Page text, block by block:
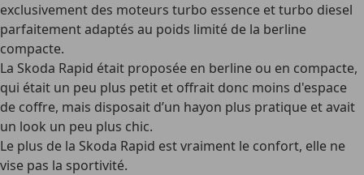
exclusivement des moteurs turbo essence et turbo diesel
parfaitement adaptés au poids limité de la berline
compacte.
La Skoda Rapid était proposée en berline ou en compacte,
qui était un peu plus petit et offrait donc moins d'espace
de coffre, mais disposait d’un hayon plus pratique et avait
un look un peu plus chic.
Le plus de la Skoda Rapid est vraiment le confort, elle ne
vise pas la sportivité.